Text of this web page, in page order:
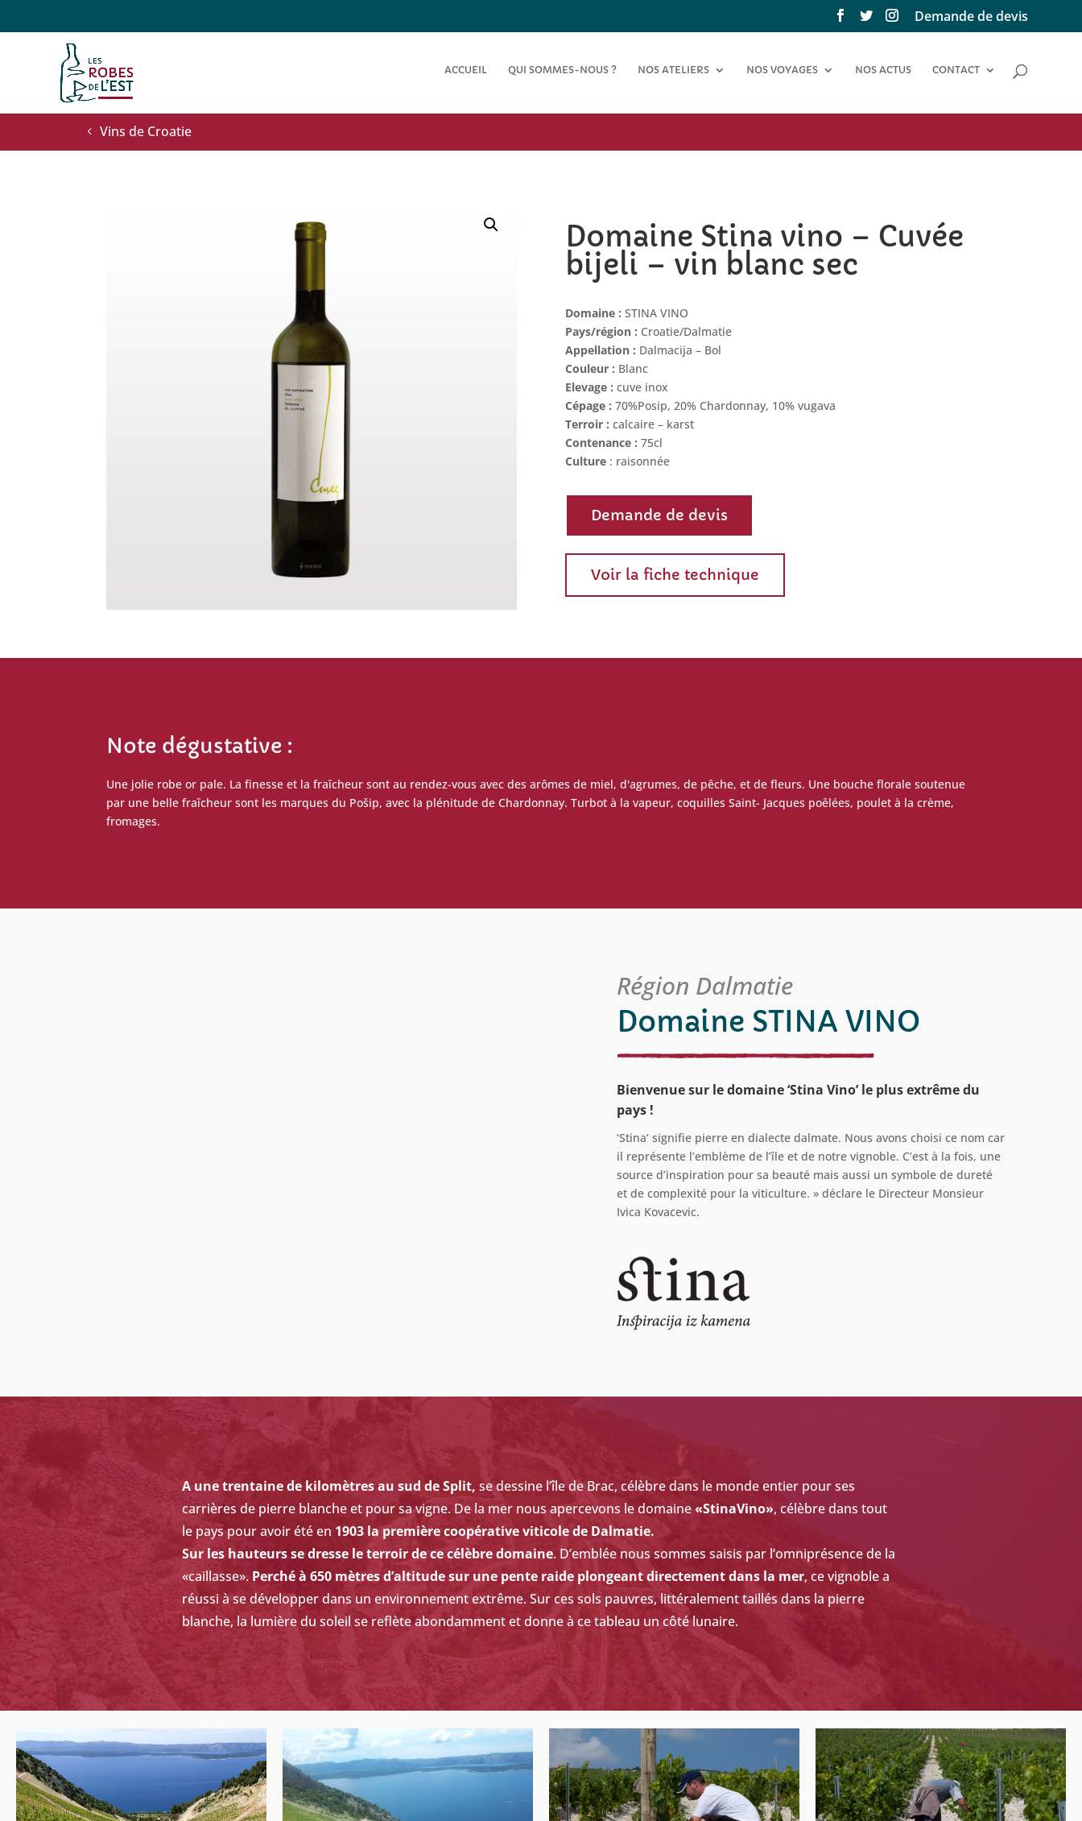
Demande de devis
ACCUEIL QUI SOMMES-NOUS ? NOS ATELIERS NOS VOYAGES NOS ACTUS CONTACT
Vins de Croatie
Domaine Stina vino – Cuvée
bijeli – vin blanc sec
Domaine : STINA VINO
Pays/région : Croatie/Dalmatie
Appellation : Dalmacija – Bol
Couleur : Blanc
Elevage : cuve inox
Cépage : 70%Posip, 20% Chardonnay, 10% vugava
Terroir : calcaire – karst
Contenance : 75cl
Culture : raisonnée
Demande de devis
Voir la fiche technique
Note dégustative :
Une jolie robe or pale. La finesse et la fraîcheur sont au rendez-vous avec des arômes de miel, d'agrumes, de pêche, et de fleurs. Une bouche florale soutenue
par une belle fraîcheur sont les marques du Pošip, avec la plénitude de Chardonnay. Turbot à la vapeur, coquilles Saint- Jacques poêlées, poulet à la crème,
fromages.
Région Dalmatie
Domaine STINA VINO
Bienvenue sur le domaine ‘Stina Vino’ le plus extrême du
pays !
‘Stina’ signifie pierre en dialecte dalmate. Nous avons choisi ce nom car
il représente l’emblème de l’île et de notre vignoble. C’est à la fois, une
source d’inspiration pour sa beauté mais aussi un symbole de dureté
et de complexité pour la viticulture. » déclare le Directeur Monsieur
Ivica Kovacevic.
A une trentaine de kilomètres au sud de Split, se dessine l’île de Brac, célèbre dans le monde entier pour ses
carrières de pierre blanche et pour sa vigne. De la mer nous apercevons le domaine«StinaVino», célèbre dans tout
le pays pour avoir été en 1903 la première coopérative viticole de Dalmatie.
Sur les hauteurs se dresse le terroir de ce célèbre domaine. D’emblée nous sommes saisis par l’omniprésence de la
«caillasse». Perché à 650 mètres d’altitude sur une pente raide plongeant directement dans la mer, ce vignoble a
réussi à se développer dans un environnement extrême. Sur ces sols pauvres, littéralement taillés dans la pierre
blanche, la lumière du soleil se reflète abondamment et donne à ce tableau un côté lunaire.